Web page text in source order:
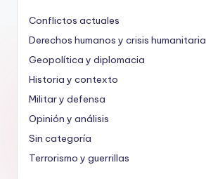
Conflictos actuales
Derechos humanos y crisis humanitaria
Geopolítica y diplomacia
Historia y contexto
Militar y defensa
Opinión y análisis
Sin categoría
Terrorismo y guerrillas